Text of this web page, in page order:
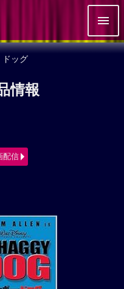
ッグ
情報
配信